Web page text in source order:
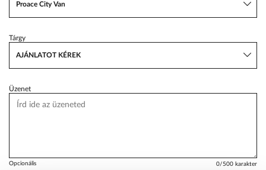
Proace City Van
Tárgy
AJÁNLATOT KÉREK
Üzenet
Opcionális 0/500 karakter